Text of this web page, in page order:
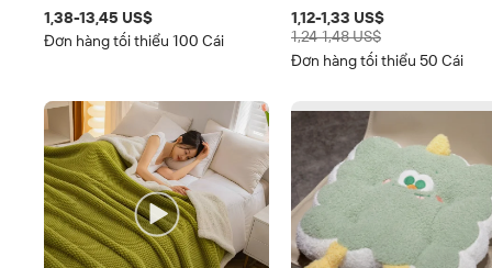
chống trơn trượt, họa tiết hoạt
hình, dành cho trẻ sơ sinh, trẻ
tập đi, dùng được trong phòng
1,38-13,45 US$
Đơn hàng tối thiểu 100 Cái
nhà bếp, nhà nông thôn, dày
chống trơn trượt
1,12-1,33 US$
1,24-1,48 US$
Đơn hàng tối thiểu 50 Cái